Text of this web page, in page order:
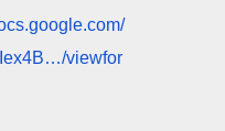
viewfor